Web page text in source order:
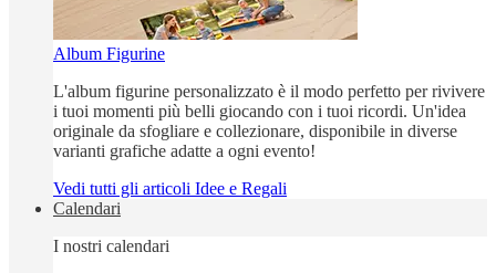
Album Figurine
L'album figurine personalizzato è il modo perfetto per rivivere
i tuoi momenti più belli giocando con i tuoi ricordi. Un'idea
originale da sfogliare e collezionare, disponibile in diverse
varianti grafiche adatte a ogni evento!
Vedi tutti gli articoli Idee e Regali
Calendari
I nostri calendari